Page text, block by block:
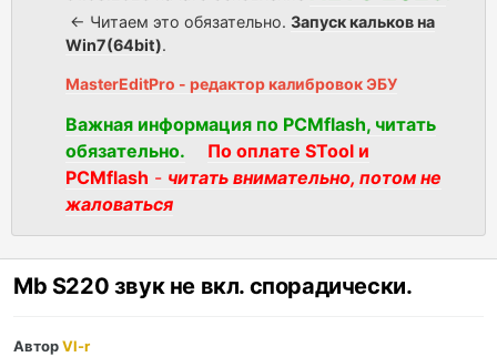
<- Читаем это обязательно. Запуск кальков на
Win7(64bit).
MasterEditPro - редактор калибровок ЭБУ
Важная информация по PCMflash, читать
обязательно.
По оплате STool и
PCMflash - читать внимательно, потом не
жаловаться
Mb S220 звук не вкл. спорадически.
АвторVl-r